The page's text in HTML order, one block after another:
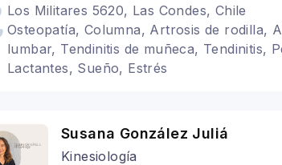
Los Militares 5620, Las Condes, Chile
Osteopatía, Columna, Artrosis de rodilla,
lumbar, Tendinitis de muñeca, Tendinitis,
Lactantes, Sueño, Estrés
Susana González Juliá
Kinesiología